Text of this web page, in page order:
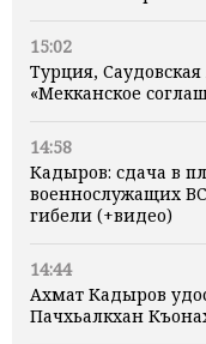
15:02
Турция,
«Мекканское
14:58
Кадыров: сдача в
военнослужащих
гибели (+видео)
14:44
Ахмат Кадыров
Пачхьалкхан